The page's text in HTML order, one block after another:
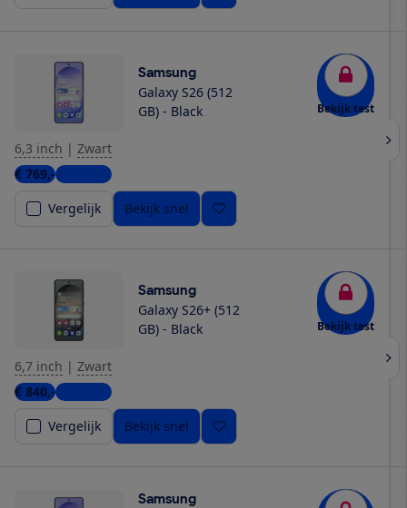
Samsung
Galaxy S26 (512
GB) - Black
Bekijk test
6,3 inch | Zwart
€ 769,-6 winkels
Vergelijk
Bekijk snel
Samsung
Galaxy S26+ (512
GB) - Black
Bekijk test
6,7 inch | Zwart
€ 840,-4 winkels
Vergelijk
Bekijk snel
Samsung